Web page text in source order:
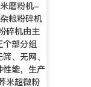
磨粉机-
粮粉碎机
碎机由主
个部分组
、无网、
性能，生产
米超微粉